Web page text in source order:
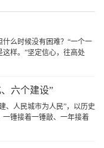
么时候没有困难？“一个一
样。”坚定信心，往高处
经济这艘巨轮定会劈波斩
六个建设”
、人民城市为人民”，以历史
锤接着一锤敲、一年接着